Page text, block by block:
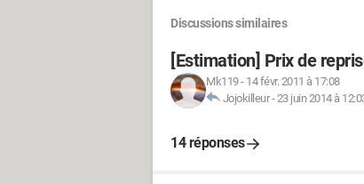
Discussions similaires
[Estimation] Prix de
Mk119- 14 févr. 2011 à 17:08
Jojokilleur-23 juin 2014 à
14 réponses